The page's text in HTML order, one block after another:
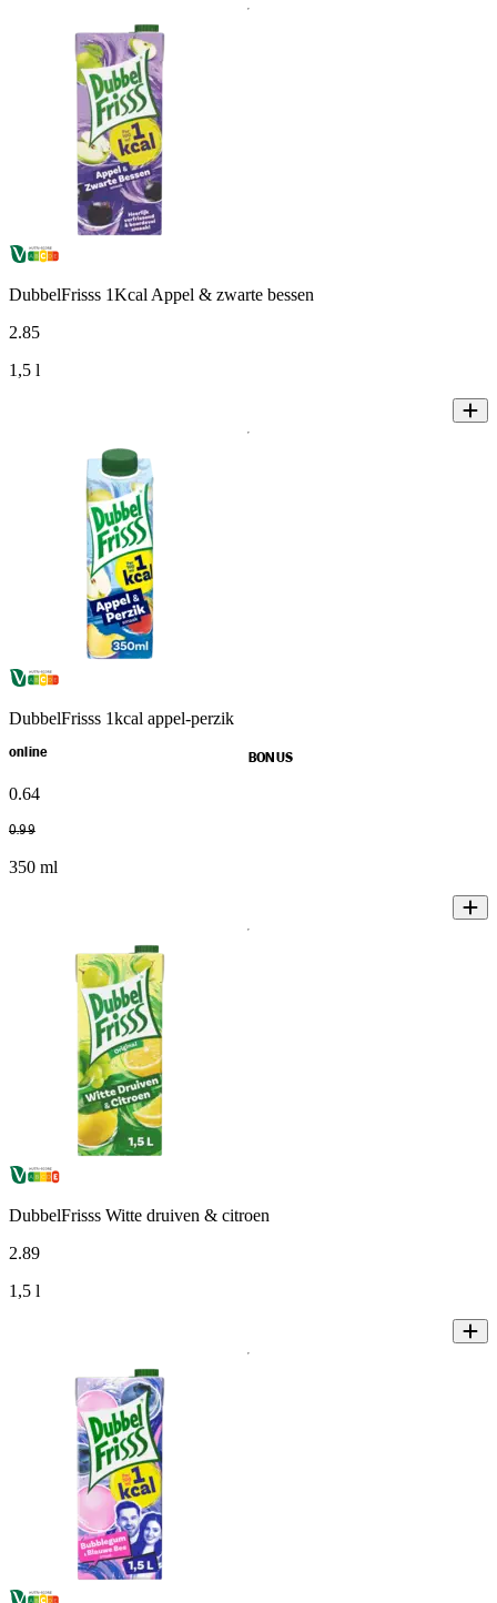
DubbelFrisss 1Kcal Appel & zwarte bessen
2.85
1,5 l
DubbelFrisss 1kcal appel-perzik
online BONUS
0.64
0.99
350 ml
DubbelFrisss Witte druiven & citroen
2.89
1,5 l